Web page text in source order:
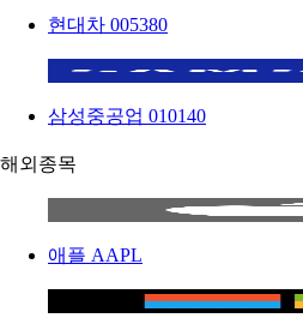
현대차 005380
삼성중공업 010140
해외종목
애플 AAPL